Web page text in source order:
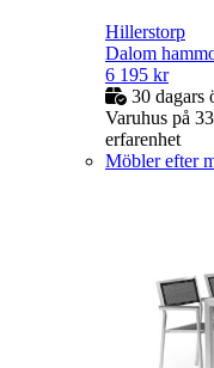
Hillerstorp
Dalom
6 195 kr
30 dagars
Varuhus på
erfarenhet
Möbler efter